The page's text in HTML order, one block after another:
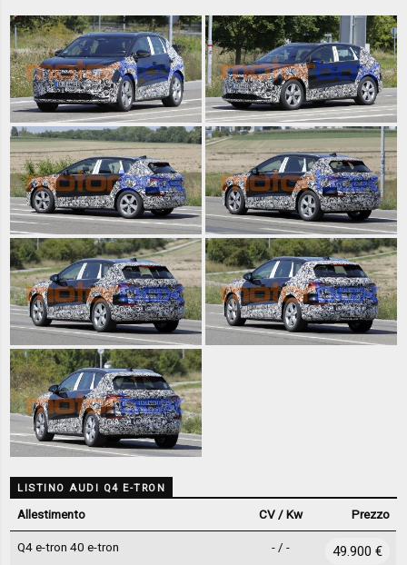
LISTINO AUDI Q4 E-TRON
Allestimento CV / Kw Prezzo
Q4 e-tron 40 e-tron - / - 49.900 €